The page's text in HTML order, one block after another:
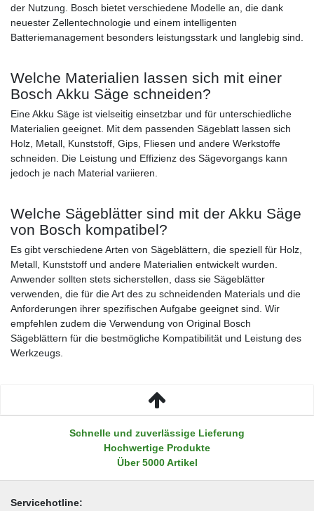
der Nutzung. Bosch bietet verschiedene Modelle an, die dank
neuester Zellentechnologie und einem intelligenten
Batteriemanagement besonders leistungsstark und langlebig sind.
Welche Materialien lassen sich mit einer
Bosch Akku Säge schneiden?
Eine Akku Säge ist vielseitig einsetzbar und für unterschiedliche
Materialien geeignet. Mit dem passenden Sägeblatt lassen sich
Holz, Metall, Kunststoff, Gips, Fliesen und andere Werkstoffe
schneiden. Die Leistung und Effizienz des Sägevorgangs kann
jedoch je nach Material variieren.
Welche Sägeblätter sind mit der Akku Säge
von Bosch kompatibel?
Es gibt verschiedene Arten von Sägeblättern, die speziell für Holz,
Metall, Kunststoff und andere Materialien entwickelt wurden.
Anwender sollten stets sicherstellen, dass sie Sägeblätter
verwenden, die für die Art des zu schneidenden Materials und die
Anforderungen ihrer spezifischen Aufgabe geeignet sind. Wir
empfehlen zudem die Verwendung von Original Bosch
Sägeblättern für die bestmögliche Kompatibilität und Leistung des
Werkzeugs.
Schnelle und zuverlässige Lieferung
Hochwertige Produkte
Über 5000 Artikel
Servicehotline: